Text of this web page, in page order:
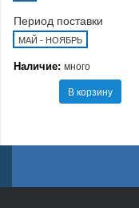
Период поставки
МАЙ - НОЯБРЬ
Наличие: много
В корзину